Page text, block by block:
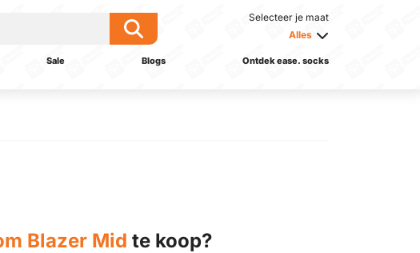
Selecteer je maat
Alles
Sale Blogs Ontdek ease. socks
Blazer Mid te koop?